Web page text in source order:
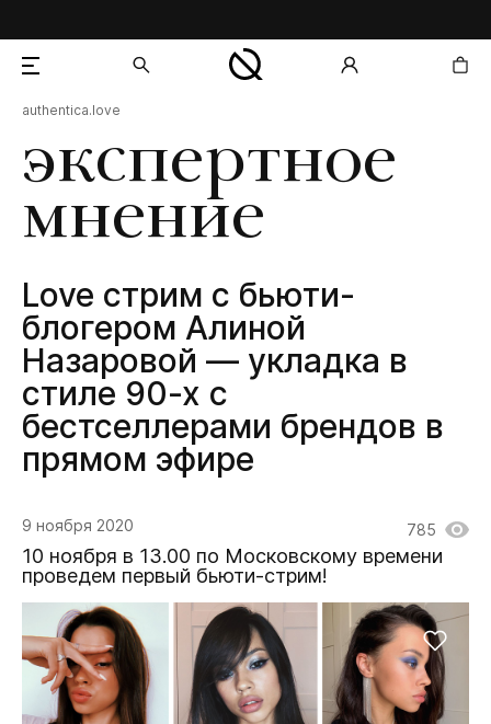
экспертное
мнение
Love стрим с бьюти-
блогером Алиной
Назаровой — укладка в
стиле 90-х с
бестселлерами брендов в
прямом эфире
authentica.love
9 ноября 2020 785
10 ноября в 13.00 по Московскому времени
проведем первый бьюти-стрим!